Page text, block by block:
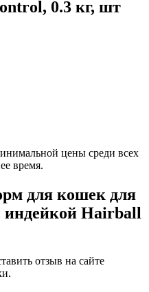
0.3 кг, шт
цены среди всех
время.
для кошек для
индейкой Hairball
отзыв на сайте